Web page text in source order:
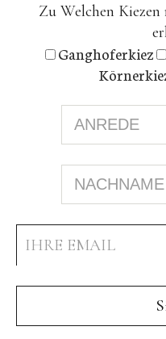
Zu Welchen
Ganghoferkiez